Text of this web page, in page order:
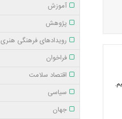
آموزش
پژوهش
رویدادهای فرهنگی هنری
فراخوان
اقتصاد سلامت
سیاسی
جهان